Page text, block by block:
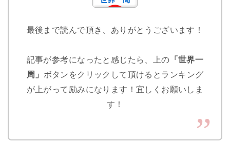
最後まで読んで頂き、ありがとうございます！
記事が参考になったと感じたら、上の 「世界一
周」 ボタンをクリックして頂けるとランキング
が上がって励みになります！宜しくお願いしま
す！